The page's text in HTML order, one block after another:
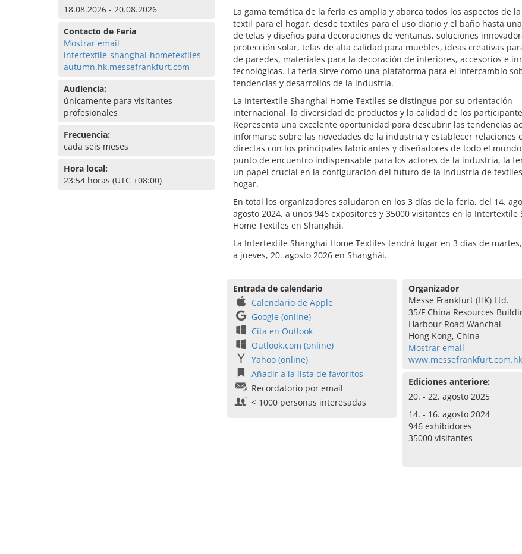
18.08.2026 - 20.08.2026
Contacto de Feria
Mostrar email
intertextile-shanghai-hometextiles-
autumn.hk.messefrankfurt.com
Audiencia:
únicamente para visitantes
profesionales
Frecuencia:
cada seis meses
Hora local:
23:54 horas (UTC +08:00)
La gama temática de la feria es amplia y abarca todos los aspectos de
textil para el hogar, desde textiles para el uso diario y el baño hasta
de telas y diseños para decoraciones de ventanas, soluciones
protección solar, telas de alta calidad para muebles, ideas creativas
de paredes, materiales para la decoración de interiores, accesorios e
tecnológicas. La feria sirve como una plataforma para el intercambio
tendencias y desarrollos de la industria.
La Intertextile Shanghai Home Textiles se distingue por su orientación
internacional, la diversidad de productos y la calidad de los
Representa una excelente oportunidad para descubrir las tendencias
informarse sobre las novedades de la industria y establecer relaciones
directas con los principales fabricantes y diseñadores de todo el
punto de encuentro indispensable para los actores de la industria, la
un papel crucial en la configuración del futuro de la industria de
hogar.
En total los organizadores saludaron en los 3 días de la feria, del 14.
agosto 2024, a unos 946 expositores y 35000 visitantes en la Intertextile
Home Textiles en Shanghái.
La Intertextile Shanghai Home Textiles tendrá lugar en 3 días de
a jueves, 20. agosto 2026 en Shanghái.
Entrada de calendario
Calendario de Apple
Google (online)
Cita en Outlook
Outlook.com (online)
Yahoo (online)
Añadir a la lista de favoritos
Recordatorio por email
< 1000 personas interesadas
Organizador
Messe Frankfurt (HK) Ltd.
35/F China Resources
Harbour Road Wanchai
Hong Kong, China
Mostrar email
www.messefrankfurt.com.hk
Ediciones anteriore:
20. - 22. agosto 2025
14. - 16. agosto 2024
946 exhibidores
35000 visitantes